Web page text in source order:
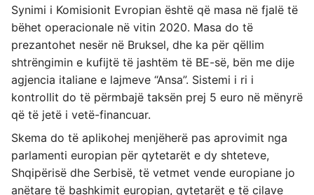
Synimi i Komisionit Evropian është që masa në fjalë të
bëhet operacionale në vitin 2020. Masa do të
prezantohet nesër në Bruksel, dhe ka për qëllim
shtrëngimin e kufijtë të jashtëm të BE-së, bën me dije
agjencia italiane e lajmeve “Ansa”. Sistemi i ri i
kontrollit do të përmbajë taksën prej 5 euro në mënyrë
që të jetë i vetë-financuar.
Skema do të aplikohej menjëherë pas aprovimit nga
parlamenti europian për qytetarët e dy shteteve,
Shqipërisë dhe Serbisë, të vetmet vende europiane jo
anëtare të bashkimit europian, qytetarët e të cilave